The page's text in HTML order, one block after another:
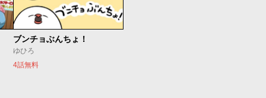
ブンチョぶんちょ！
ゆひろ
4話無料